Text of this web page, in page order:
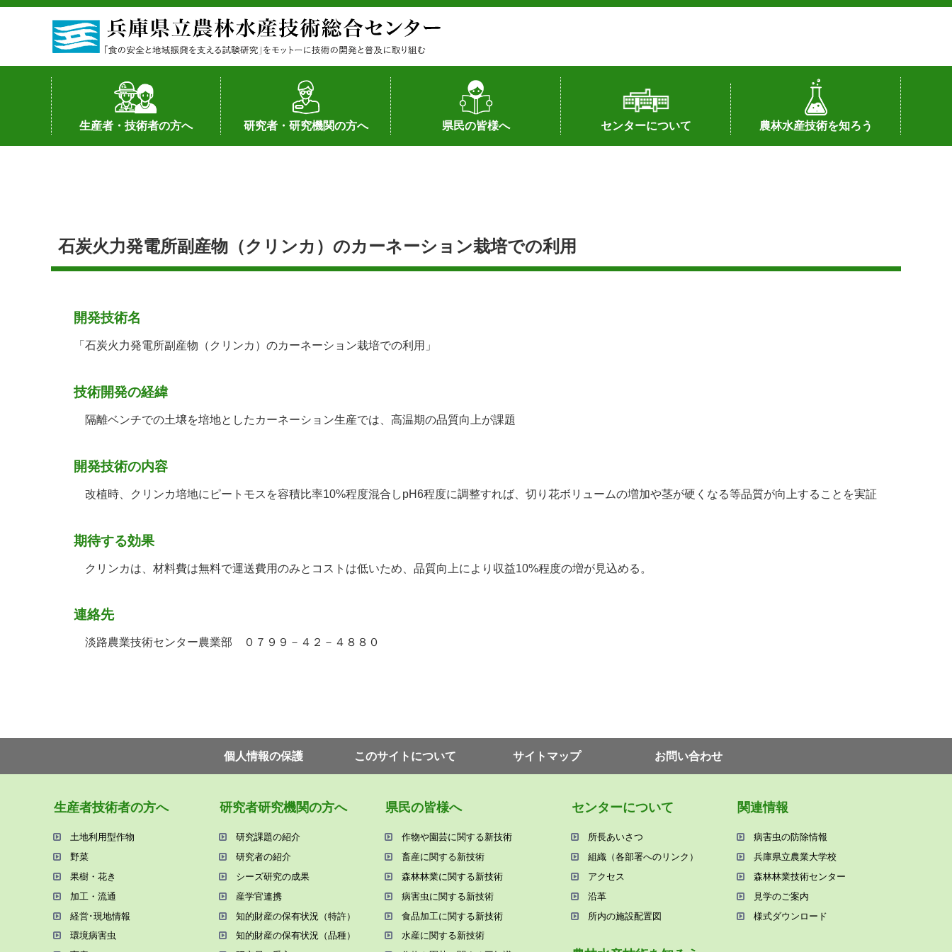
生産者・技術者の方へ
土地利用型作物
野菜
果樹・花き
加工・流通
経営･現地情報
環境病害虫
畜産
森林林業
水産
基幹種雄牛の紹介
研究者・研究機関の方へ
研究者の紹介
シーズ研究の成果
産学官連携
知的財産の保有状況（特許）
知的財産の保有状況（品種）
研究員の受入
研究活動不正行為への対応
公的研究資金への対応
県民の皆様へ
作物や園芸に関する新技術
畜産に関する新技術
森林林業に関する新技術
病害虫に関する新技術
食品加工に関する新技術
水産に関する新技術
作物や園芸に関する豆知識
病害虫に関する豆知識
畜産に関する豆知識
水産に関する豆知識
バイテク・農業環境・機械関係
食品加工に関する豆知識
森林林業に関する豆知識
センターについて
所長あいさつ
組織（各部署へのリンク）
アクセス
沿革
所内の施設配置図
農林水産技術を知ろう
センターの話題
私の試験研究
試験研究課題
第6期中期業務計画
オンライン研究報告
刊行物
知的財産に関する相談窓口
石炭火力発電所副産物（クリンカ）のカーネーション栽培での利用
開発技術名
「石炭火力発電所副産物（クリンカ）のカーネーション栽培での利用」
技術開発の経緯
隔離ベンチでの土壌を培地としたカーネーション生産では、高温期の品質向上が課題
開発技術の内容
改植時、クリンカ培地にピートモスを容積比率10%程度混合しpH6程度に調整すれば、切り花ボリュームの増加や茎が硬くなる等品質が向上することを実証
期待する効果
クリンカは、材料費は無料で運送費用のみとコストは低いため、品質向上により収益10%程度の増が見込める。
連絡先
淡路農業技術センター農業部 ０７９９－４２－４８８０
個⼈情報の保護 このサイトについて サイトマップ お問い合わせ
⽣産者技術者の⽅へ
⼟地利⽤型作物
野菜
果樹・花き
加⼯・流通
経営･現地情報
環境病害⾍
研究者研究機関の⽅へ
研究課題の紹介
研究者の紹介
シーズ研究の成果
産学官連携
知的財産の保有状況（特許）
知的財産の保有状況（品種）
県⺠の皆様へ
作物や園芸に関する新技術
畜産に関する新技術
森林林業に関する新技術
病害⾍に関する新技術
⾷品加⼯に関する新技術
⽔産に関する新技術
センターについて
所⻑あいさつ
組織（各部署へのリンク）
アクセス
沿⾰
所内の施設配置図
関連情報
病害⾍の防除情報
兵庫県⽴農業⼤学校
森林林業技術センター
⾒学のご案内
様式ダウンロード